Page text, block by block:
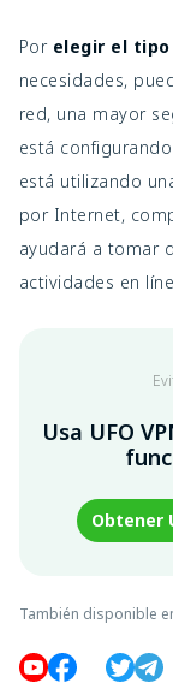
Por elegir el tipo
necesidades,
red, una mayor
está
está utilizando
por Internet,
ayudará a tomar
actividades en
Usa UFO
Obtener
También disponible